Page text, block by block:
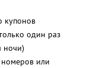
купонов
один раз
ночи)
номеров или